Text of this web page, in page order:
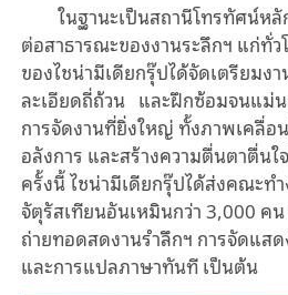
ในฐานะเป็นสถานีโทรทัศน์
ต่อสาธารณะของงานระลึกฯ แก่ทั่
ของไชน่ามีเดียกรุ๊ปได้จัดเตรียมง
ละเอียดถี่ถ้วน และฝึกซ้อมจนแม่น
การจัดงานที่ยิ่งใหญ่ ทั้งภาพเคลื่อ
อลังการ และสร้างความตื่นตาตื่นใ
ครั้งนี้ ไชน่ามีเดียกรุ๊ปได้ส่งคณะท
จัตุรัสเทียนอันเหมินกว่า 3,000 ค
ถ่ายทอดสดงานรำลึกฯ การจัดแส
และการแปลภาษาทันที เป็นต้น